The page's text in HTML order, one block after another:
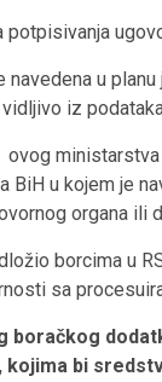
potpisivanja
navedena u
iz
ovog
BiH u kojem je
organa ili
borcima u
sa
boračkog
bi